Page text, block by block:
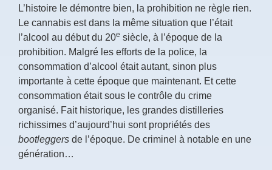
L’histoire le démontre bien, la prohibition ne règle rien.
Le cannabis est dans la même situation que l’était
l’alcool au début du 20e siècle, à l’époque de la
prohibition. Malgré les efforts de la police, la
consommation d’alcool était autant, sinon plus
importante à cette époque que maintenant. Et cette
consommation était sous le contrôle du crime
organisé. Fait historique, les grandes distilleries
richissimes d’aujourd’hui sont propriétés des
bootleggersde l’époque. De criminel à notable en une
génération…